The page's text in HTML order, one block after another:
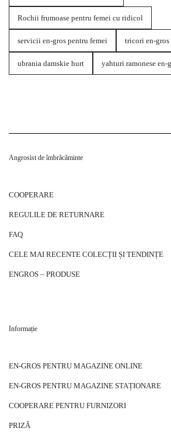
Rochii frumoase pentru femei cu ridicol
servicii en-gros pentru femei tricori en-gros
ubrania damskie hurt yahturi ramonese en-
Angrosist de îmbrăcăminte
COOPERARE
REGULILE DE RETURNARE
FAQ
CELE MAI RECENTE COLECȚII ȘI TENDINȚE
ENGROS – PRODUSE
Informație
EN-GROS PENTRU MAGAZINE ONLINE
EN-GROS PENTRU MAGAZINE STAȚIONARE
COOPERARE PENTRU FURNIZORI
PRIZĂ